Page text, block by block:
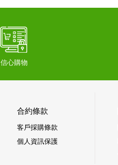
信心購物
合約條款
客戶採購條款
個人資訊保護